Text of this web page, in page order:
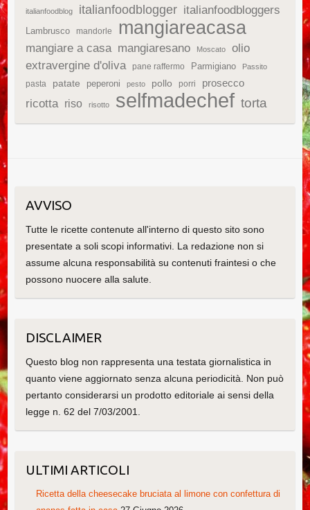
italianfoodblog italianfoodblogger italianfoodbloggers
Lambrusco mandorle mangiareacasa
mangiare a casa mangiaresano Moscato
olio
extravergine d'oliva
pane raffermo Parmigiano Passito
pasta patate peperoni pesto pollo porri prosecco
ricotta riso risotto selfmadechef torta
AVVISO
Tutte le ricette contenute all'interno di questo sito sono
presentate a soli scopi informativi. La redazione non si
assume alcuna responsabilità su contenuti fraintesi o che
possono nuocere alla salute.
DISCLAIMER
Questo blog non rappresenta una testata giornalistica in
quanto viene aggiornato senza alcuna periodicità. Non può
pertanto considerarsi un prodotto editoriale ai sensi della
legge n. 62 del 7/03/2001.
ULTIMI ARTICOLI
Ricetta della cheesecake bruciata al limone con confettura di